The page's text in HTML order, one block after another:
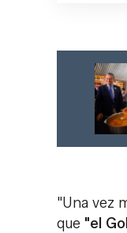
"Una vez
que "el